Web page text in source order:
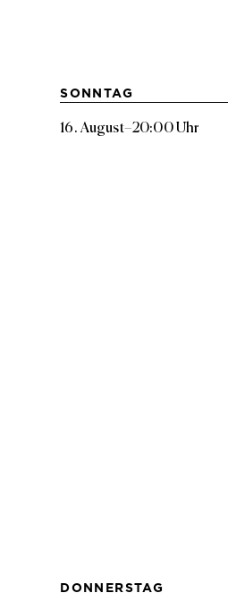
SONNTAG
16. August–20:00 Uhr
DONNERSTAG